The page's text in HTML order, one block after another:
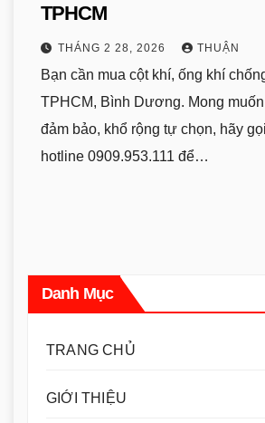
TPHCM
THÁNG 2 28, 2026 THUẬN
Bạn cần mua cột khí, ống khí
TPHCM, Bình Dương. Mong
đảm bảo, khổ rộng tự chọn, hãy
hotline 0909.953.111 để…
Danh Mục
TRANG CHỦ
GIỚI THIỆU